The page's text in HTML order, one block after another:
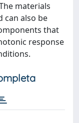
materials
can also be
that
response